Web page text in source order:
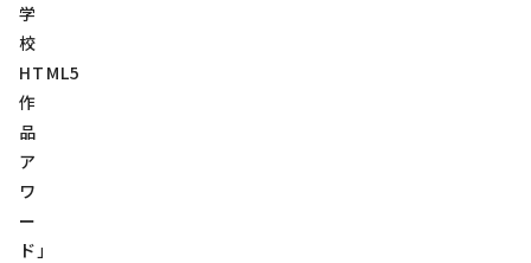
学
校
HTML5
作
品
ア
ワ
ー
ド」